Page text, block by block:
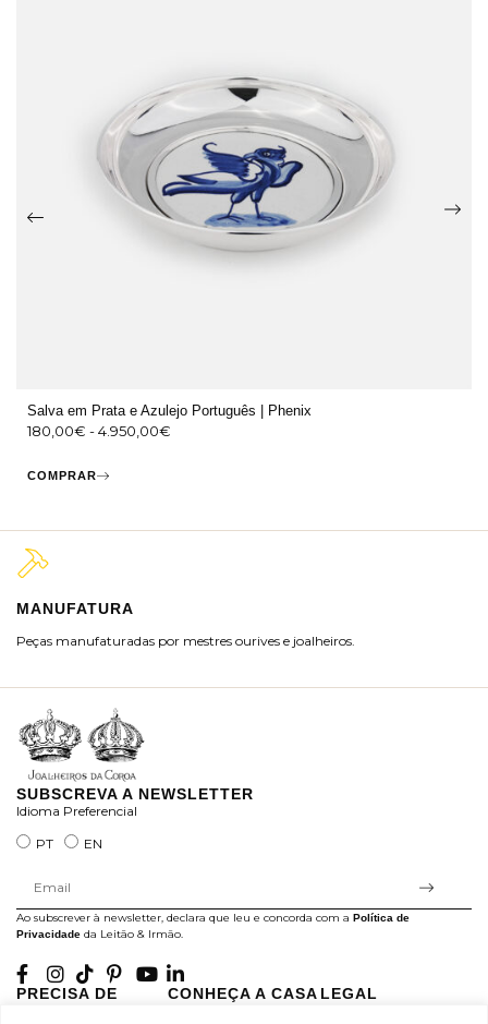
Salva em Prata e Azulejo Português | Phenix
180,00€ -4.950,00€
COMPRAR
MANUFATURA
Peças manufaturadas por mestres ourives e joalheiros.
SUBSCREVA A NEWSLETTER
Idioma Preferencial
PT
EN
Ao subscrever à newsletter, declara que leu e concorda com a Política de
Privacidade da Leitão & Irmão.
PRECISA DE
CONHEÇA A CASA LEGAL